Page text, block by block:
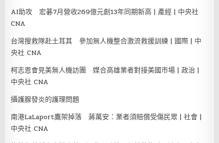
AI助攻 宏碁7月營收269億元創13年同期新高 | 產經 | 中央社
CNA
台灣搜救隊赴土耳其 參加無人機整合激流救援訓練 | 國際 | 中
央社 CNA
柯志恩會見美無人機訪團 媒合高雄業者對接美國市場 | 政治 |
中央社 CNA
攝護腺發炎的護理問題
南港LaLaport鷹架掉落 蔣萬安：業者須賠償受傷民眾 | 社會 |
中央社 CNA